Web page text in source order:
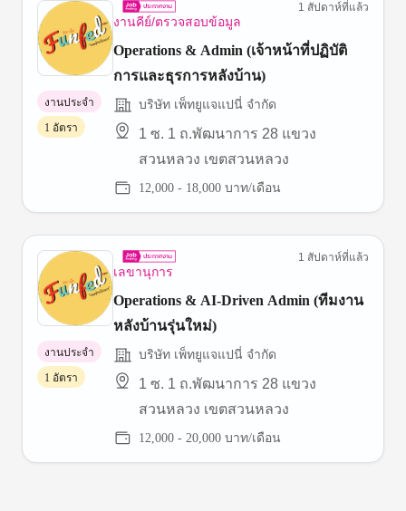
งานคีย์/ตรวจสอบข้อมูล
1 สัปดาห์ที่แล้ว
Operations & Admin (เจ้าหน้าที่ปฏิบัติ
การและธุรการหลังบ้าน)
บริษัท เพ็ทยูแจแปนี่ จำกัด
1 ซ. 1 ถ.พัฒนาการ 28 แขวง
สวนหลวง เขตสวนหลวง
12,000 - 18,000 บาท/เดือน
งานประจำ
1 อัตรา
เลขานุการ
1 สัปดาห์ที่แล้ว
Operations & AI-Driven Admin (ทีมงาน
หลังบ้านรุ่นใหม่)
บริษัท เพ็ทยูแจแปนี่ จำกัด
1 ซ. 1 ถ.พัฒนาการ 28 แขวง
สวนหลวง เขตสวนหลวง
12,000 - 20,000 บาท/เดือน
งานประจำ
1 อัตรา